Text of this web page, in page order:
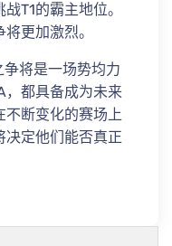
T1的霸主地位。
更加激烈。
将是一场势均力
，都具备成为未来
不断变化的赛场上
决定他们能否真正